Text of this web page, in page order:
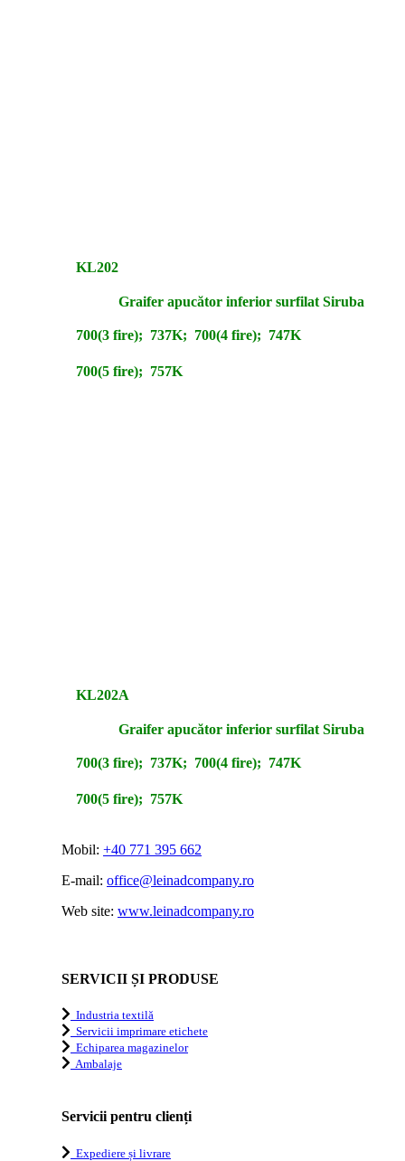
KL202
Graifer apucător inferior surfilat Siruba
700(3 fire); 737K; 700(4 fire); 747K
700(5 fire); 757K
KL202A
Graifer apucător inferior surfilat Siruba
700(3 fire); 737K; 700(4 fire); 747K
700(5 fire); 757K
Mobil: +40 771 395 662
E-mail: office@leinadcompany.ro
Web site: www.leinadcompany.ro
SERVICII ȘI PRODUSE
Industria textilă
Servicii imprimare etichete
Echiparea magazinelor
Ambalaje
Servicii pentru clienți
Expediere și livrare